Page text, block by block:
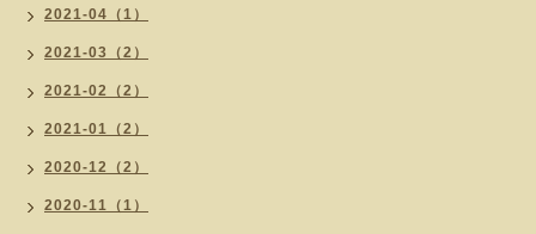
2021-04（1）
2021-03（2）
2021-02（2）
2021-01（2）
2020-12（2）
2020-11（1）